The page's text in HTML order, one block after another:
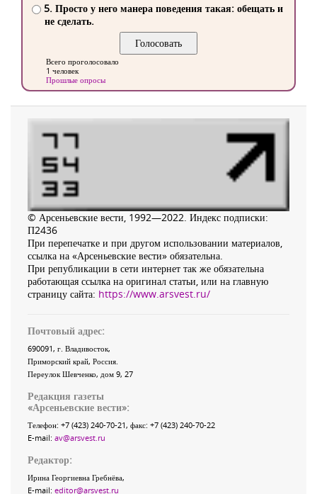
5. Просто у него манера поведения такая: обещать и
не сделать.
Всего проголосовало
1 человек
Прошлые опросы
© Арсеньевские вести, 1992—2022. Индекс подписки:
П2436
При перепечатке и при другом использовании материалов,
ссылка на «Арсеньевские вести» обязательна.
При републикации в сети интернет так же обязательна
работающая ссылка на оригинал статьи, или на главную
страницу сайта: https://www.arsvest.ru/
Почтовый адрес:
690091, г. Владивосток,
Приморский край, Россия
Переулок Шевченко, дом 9, 27
Редакция газеты
«Арсеньевские вести»:
Телефон: +7 (423) 240-70-21, факс: +7 (423) 240-70-22
E-mail: av@arsvest.ru
Редактор:
Ирина Георгиевна Гребнёва,
E-mail: editor@arsvest.ru